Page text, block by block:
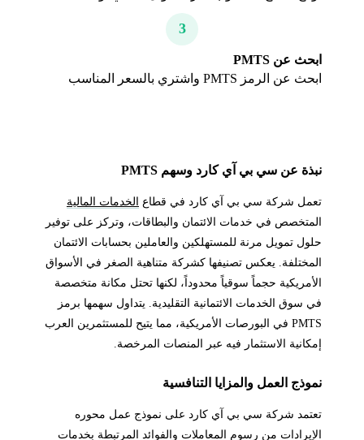
3
ابحث عن PMTS
ابحث عن الرمز PMTS واشتري بالسعر المناسب
نبذة عن سي بي آي كارد وسهم PMTS
تعمل شركة سي بي آي كارد في قطاع الخدمات المالية
المتخصص في خدمات الائتمان والبطاقات، وتركز على توفير
حلول تمويل مرنة للمستهلكين والعاملين بحسابات الائتمان
المختلفة. يعكس تصنيفها كشركة متناهية الصغر في الأسواق
الأمريكية حجماً سوقياً محدوداً، لكنها تحتل مكانة متخصصة
في سوق الخدمات الائتمانية التقليدية. يتداول سهمها برمز
PMTS في البورصات الأمريكية، مما يتيح للمستثمرين العرب
إمكانية الاستثمار فيه عبر المنصات المرخصة.
نموذج العمل والمزايا التنافسية
تعتمد شركة سي بي آي كارد على نموذج عمل محوره
الإيرادات من رسوم المعاملات والفوائد المرتبطة بخدمات